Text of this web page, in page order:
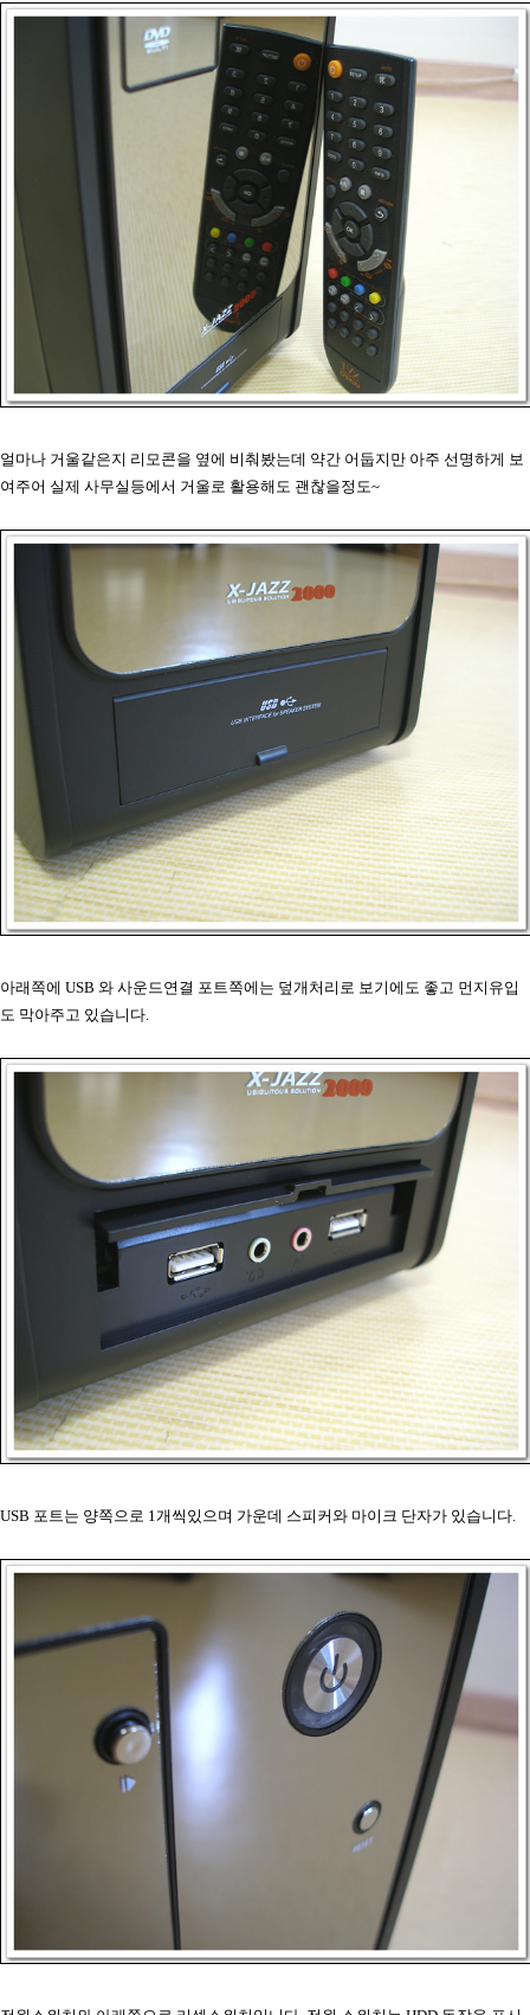
얼마나 거울같은지 리모콘을 옆에 비춰봤는데 약간 어둡지만 아주 선명하게 보
여주어 실제 사무실등에서 거울로 활용해도 괜찮을정도~
아래쪽에 USB 와 사운드연결 포트쪽에는 덮개처리로 보기에도 좋고 먼지유입
도 막아주고 있습니다.
USB 포트는 양쪽으로 1개씩있으며 가운데 스피커와 마이크 단자가 있습니다.